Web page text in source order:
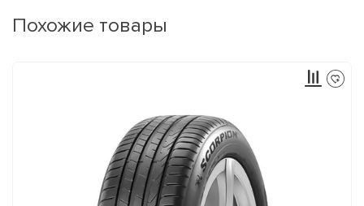
Похожие товары